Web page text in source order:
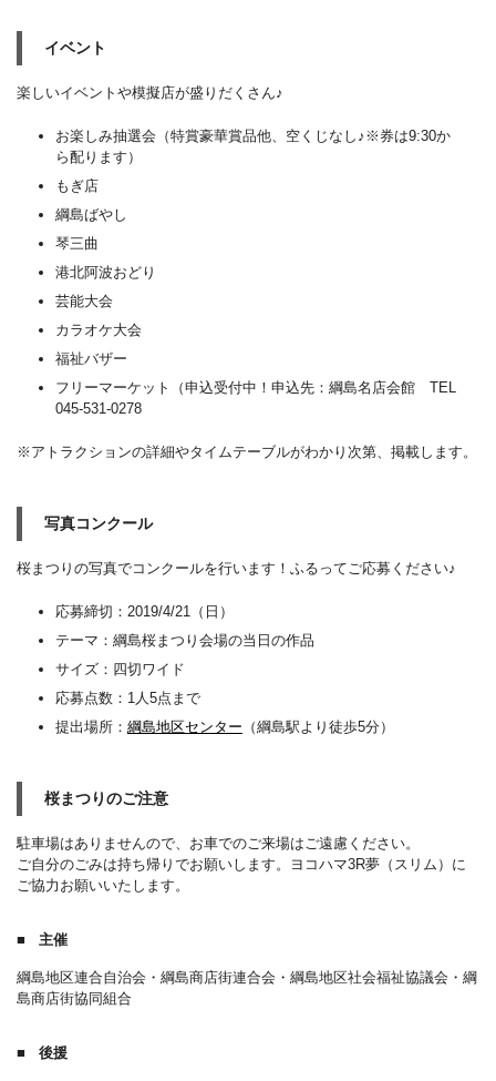
イベント
楽しいイベントや模擬店が盛りだくさん♪
お楽しみ抽選会（特賞豪華賞品他、空くじなし♪※券は9:30か
ら配ります）
もぎ店
綱島ばやし
琴三曲
港北阿波おどり
芸能大会
カラオケ大会
福祉バザー
フリーマーケット（申込受付中！申込先：綱島名店会館 TEL
045-531-0278
※アトラクションの詳細やタイムテーブルがわかり次第、掲載します。
写真コンクール
桜まつりの写真でコンクールを行います！ふるってご応募ください♪
応募締切：2019/4/21（日）
テーマ：綱島桜まつり会場の当日の作品
サイズ：四切ワイド
応募点数：1人5点まで
提出場所： 綱島地区センター （綱島駅より徒歩5分）
桜まつりのご注意
駐車場はありませんので、お車でのご来場はご遠慮ください。
ご自分のごみは持ち帰りでお願いします。ヨコハマ3R夢（スリム）に
ご協力お願いいたします。
主催
綱島地区連合自治会・綱島商店街連合会・綱島地区社会福祉協議会・綱
島商店街協同組合
後援